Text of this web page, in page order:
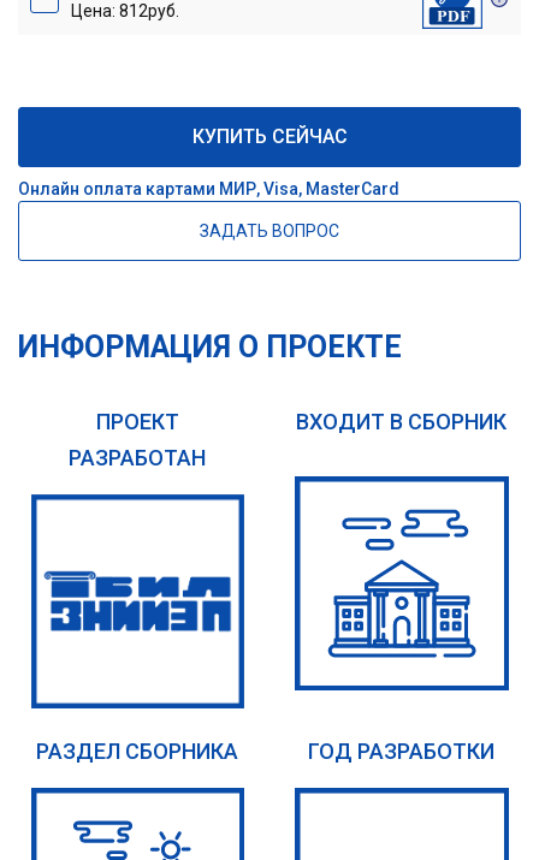
Цена: 812руб.
КУПИТЬ СЕЙЧАС
Онлайн оплата картами МИР, Visa, MasterCard
ЗАДАТЬ ВОПРОС
ИНФОРМАЦИЯ О ПРОЕКТЕ
ПРОЕКТ
РАЗРАБОТАН
ВХОДИТ В СБОРНИК
РАЗДЕЛ СБОРНИКА ГОД РАЗРАБОТКИ